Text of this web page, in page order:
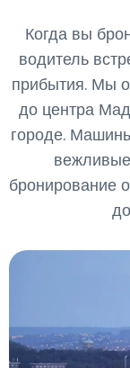
Когда вы
водитель
прибытия. Мы
до центра
городе.
бронирование